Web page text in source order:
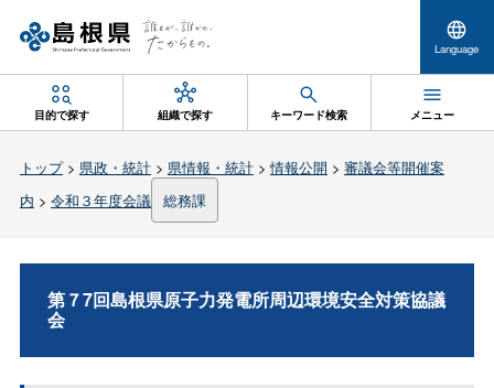
Language
目的で探す 組織で探す キーワード検索 メニュー
トップ> 県政・統計> 県情報・統計>情報公開 > 審議会等開催案
内 > 令和３年度会議 総務課
第７7回島根県原子力発電所周辺環境安全対策協議
会